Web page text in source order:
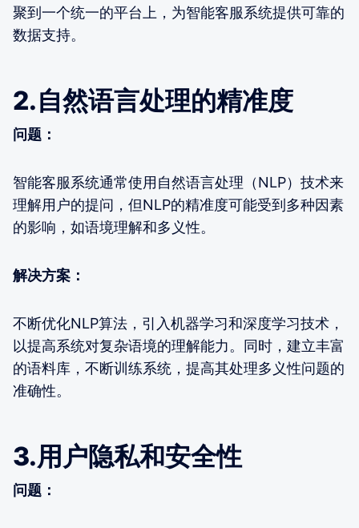
聚到一个统一的平台上，为智能客服系统提供可靠的
数据支持。
2.自然语言处理的精准度
问题：
智能客服系统通常使用自然语言处理（NLP）技术来
理解用户的提问，但NLP的精准度可能受到多种因素
的影响，如语境理解和多义性。
解决方案：
不断优化NLP算法，引入机器学习和深度学习技术，
以提高系统对复杂语境的理解能力。同时，建立丰富
的语料库，不断训练系统，提高其处理多义性问题的
准确性。
3.用户隐私和安全性
问题：